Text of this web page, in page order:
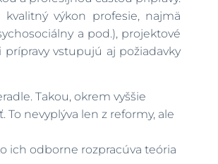
výkon profesie, najmä
a pod.), projektové
vstupujú aj požiadavky
Takou, okrem vyššie
nevyplýva len z reformy, ale
ich odborne rozpracúva teória